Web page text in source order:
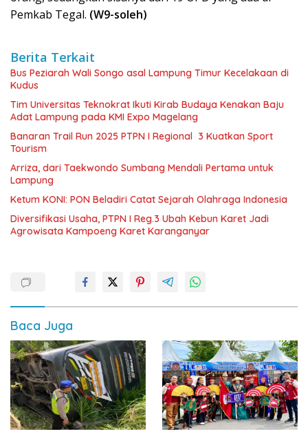
Pemkab Tegal. (W9-soleh)
Berita Terkait
Bus Peziarah Wali Songo asal Lampung Timur Kecelakaan di
Kudus
Tim Universitas Teknokrat Ikuti Kirab Budaya Kenakan Baju
Adat Lampung pada KMI Expo Magelang
Banaran Trail Run 2025 PTPN I Regional 3 Kuatkan Sport
Tourism
Arriza, dari Taekwondo Sumbang Mendali Pertama untuk
Lampung
Ketum KONI: PON Beladiri Catat Sejarah Olahraga Indonesia
Diversifikasi Usaha, PTPN I Reg.3 Ubah Kebun Karet Jadi
Agrowisata Kampoeng Karet Karanganyar
Baca Juga